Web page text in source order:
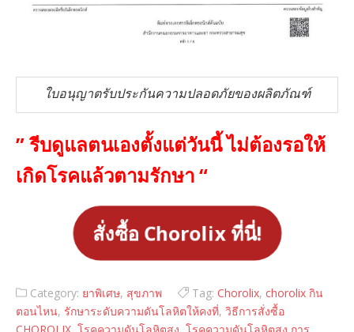
ใบอนุญาตรับประกันความปลอดภัยของผลิตภัณฑ์
” รีบดูแลตนเองตั้งแต่วันนี้ ไม่ต้องรอให้
เกิดโรคแล้วตามรักษา “
สั่งซื้อ Chorolix ที่นี่!
Category: ยาพิเศษ, สุขภาพ Tag: Chorolix, chorolix กิน
ตอนไหน, รักษาระดับความดันโลหิตให้คงที่, วิธีการสั่งซื้อ